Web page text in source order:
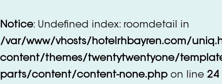
al
contenido
Notice: Undefined index: roomdetail in
/var/www/vhosts/hotelrhbayren.com/
content/themes/twentytwentyone/
parts/content/content-none.php on line 24